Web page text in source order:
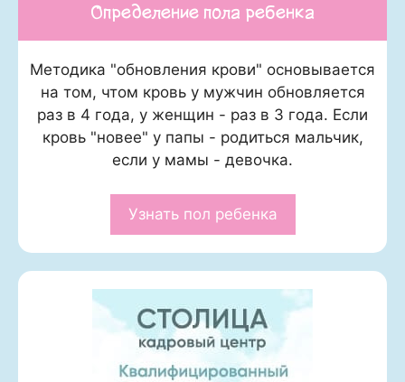
Определение пола ребенка
Методика "обновления крови" основывается
на том, чтом кровь у мужчин обновляется
раз в 4 года, у женщин - раз в 3 года. Если
кровь "новее" у папы - родиться мальчик,
если у мамы - девочка.
Узнать пол ребенка